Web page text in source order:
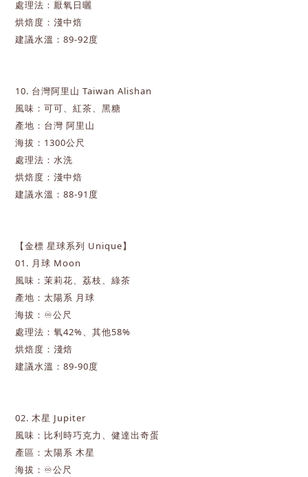
處理法：厭氧日曬
烘焙度：淺中焙
建議水溫：89-92度
10. 台灣阿里山 Taiwan Alishan
風味：可可、紅茶、黑糖
產地：台灣 阿里山
海拔：1300公尺
處理法：水洗
烘焙度：淺中焙
建議水溫：88-91度
【金標 星球系列 Unique】
01. 月球 Moon
風味：茉莉花、荔枝、綠茶
產地：太陽系 月球
海拔：♾️公尺
處理法：氧42%、其他58%
烘焙度：淺焙
建議水溫：89-90度
02. 木星 Jupiter
風味：比利時巧克力、健達出奇蛋
產區：太陽系 木星
海拔：♾️公尺